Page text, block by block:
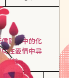
關係中的化
在愛情中尋
讚美。